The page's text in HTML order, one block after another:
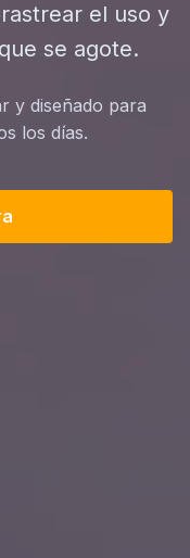
el uso y
se agote.
y diseñado para
los días.